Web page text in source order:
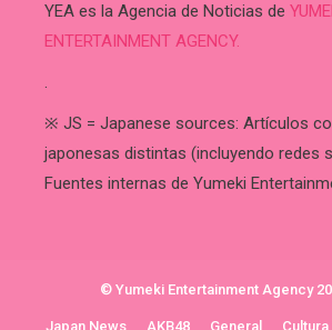
YEA es la Agencia de Noticias de
ENTERTAINMENT AGENCY.
.
※ JS = Japanese sources: Artículos
japonesas distintas (incluyendo redes
Fuentes internas de Yumeki
© Yumeki Entertainment Agency
Japan News AKB48 General Cultura